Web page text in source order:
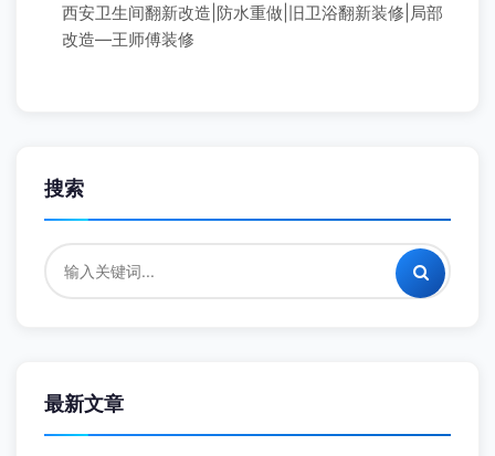
西安卫生间翻新改造|防水重做|旧卫浴翻新装修|局部
改造—王师傅装修
搜索
最新文章